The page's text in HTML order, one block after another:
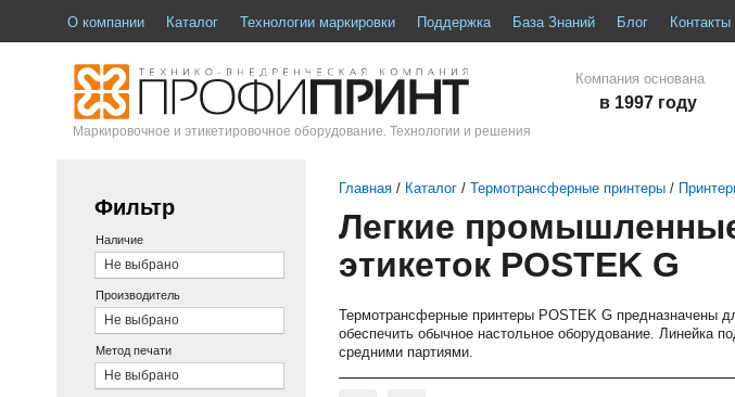
О компании Каталог Технологии маркировки Поддержка База Знаний Блог Контакты
Маркировочное и этикетировочное оборудование. Технологии и решения
Компания основана
в 1997 году
Фильтр
Наличие
Не выбрано
Производитель
Не выбрано
Метод печати
Не выбрано
Главная / Каталог / Термотрансферные принтеры /
Легкие
этикеток POSTEK G
Термотрансферные принтеры POSTEK G предназначены
обеспечить обычное настольное оборудование. Линейка
средними партиями.